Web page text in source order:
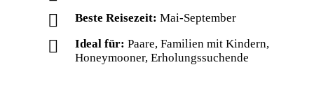
Beste Reisezeit: Mai-September
Ideal für: Paare, Familien mit Kindern,
Honeymooner, Erholungssuchende